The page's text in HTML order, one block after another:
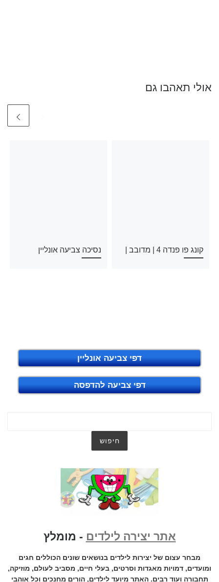
אולי תאהבו גם
קונג פו פנדה 4 | מדובב | נסיכה צביעה אונליין
דפי צביעה אונליין
דפי צביעה להדפסה
אתר יצירה לילדים - מומלץ
מבחר עצום של יצירות לילדים בנושאים שונים הכוללים חגים
ומועדים, דמויות מאגדות וסרטים, בעלי חיים, מסביב לעולם, מוזיקה,
תחבורה ועוד רבים. האתר מיועד לילדים, הורים מחנכים וכל אוהבי